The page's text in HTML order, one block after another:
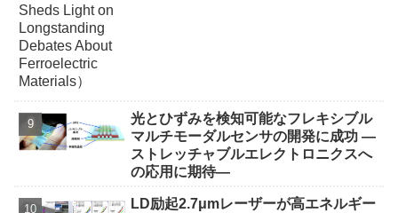
光とひずみを検知可能なフレキシブル
マルチモーダルセンサの開発に成功 ―
ストレッチャブルエレクトロニクスへ
の応用に期待―
LD励起2.7μmレーザーが高エネルギー